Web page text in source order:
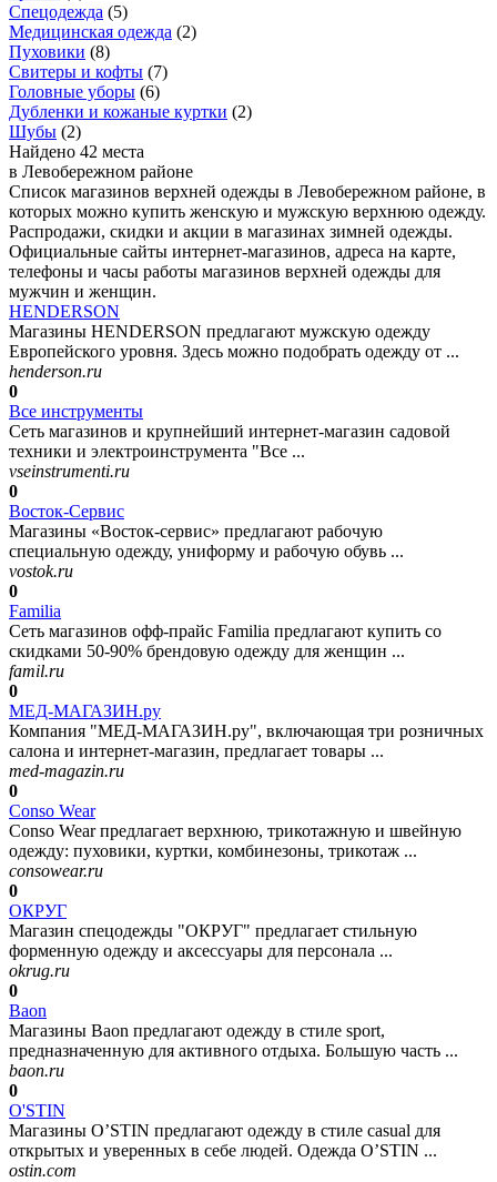
Спецодежда (5)
Медицинская одежда (2)
Пуховики (8)
Свитеры и кофты (7)
Головные уборы (6)
Дубленки и кожаные куртки (2)
Шубы (2)
Найдено 42 места
в Левобережном районе
Список магазинов верхней одежды в Левобережном районе, в
которых можно купить женскую и мужскую верхнюю одежду.
Распродажи, скидки и акции в магазинах зимней одежды.
Официальные сайты интернет-магазинов, адреса на карте,
телефоны и часы работы магазинов верхней одежды для
мужчин и женщин.
HENDERSON
Магазины HENDERSON предлагают мужскую одежду
Европейского уровня. Здесь можно подобрать одежду от ...
henderson.ru
0
Все инструменты
Сеть магазинов и крупнейший интернет-магазин садовой
техники и электроинструмента "Все ...
vseinstrumenti.ru
0
Восток-Сервис
Магазины «Восток-сервис» предлагают рабочую
специальную одежду, униформу и рабочую обувь ...
vostok.ru
0
Familia
Сеть магазинов офф-прайс Familia предлагают купить со
скидками 50-90% брендовую одежду для женщин ...
famil.ru
0
МЕД-МАГАЗИН.ру
Компания "МЕД-МАГАЗИН.ру", включающая три розничных
салона и интернет-магазин, предлагает товары ...
med-magazin.ru
0
Conso Wear
Conso Wear предлагает верхнюю, трикотажную и швейную
одежду: пуховики, куртки, комбинезоны, трикотаж ...
consowear.ru
0
ОКРУГ
Магазин спецодежды "ОКРУГ" предлагает стильную
форменную одежду и аксессуары для персонала ...
okrug.ru
0
Baon
Магазины Baon предлагают одежду в стиле sport,
предназначенную для активного отдыха. Большую часть ...
baon.ru
0
O'STIN
Магазины O’STIN предлагают одежду в стиле casual для
открытых и уверенных в себе людей. Одежда O’STIN ...
ostin.com